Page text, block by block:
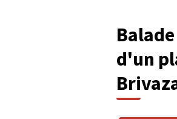
d'un